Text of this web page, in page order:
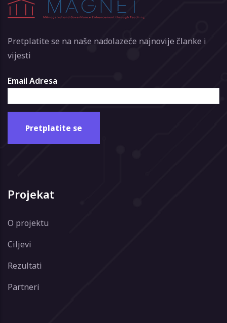
Pretplatite se na naše nadolazeće najnovije članke i
vijesti
Email Adresa
Projekat
O projektu
Ciljevi
Rezultati
Partneri